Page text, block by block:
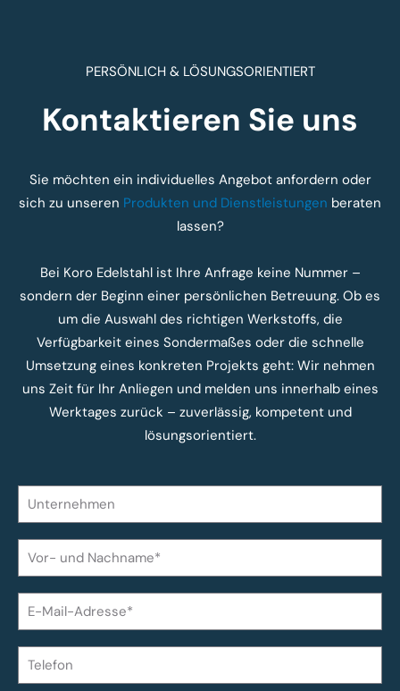
PERSÖNLICH & LÖSUNGSORIENTIERT
Kontaktieren Sie uns
Sie möchten ein individuelles Angebot anfordern oder
sich zu unseren Produkten und Dienstleistungen beraten
lassen?
Bei Koro Edelstahl ist Ihre Anfrage keine Nummer –
sondern der Beginn einer persönlichen Betreuung. Ob es
um die Auswahl des richtigen Werkstoffs, die
Verfügbarkeit eines Sondermaßes oder die schnelle
Umsetzung eines konkreten Projekts geht: Wir nehmen
uns Zeit für Ihr Anliegen und melden uns innerhalb eines
Werktages zurück – zuverlässig, kompetent und
lösungsorientiert.